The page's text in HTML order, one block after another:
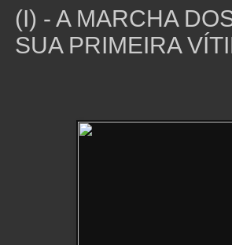
(I) - A MARCHA
SUA PRIMEIRA